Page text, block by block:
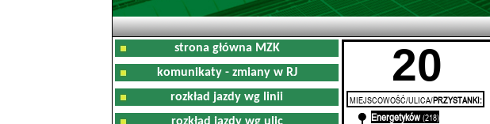
strona główna MZK
komunikaty - zmiany w RJ
rozkład jazdy wg linii
20
MIEJSCOWOŚĆ/ULICA/PRZYSTANKI:
Energetyków (218)